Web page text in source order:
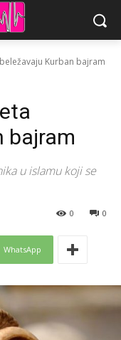
Kurban bajram
bajram
u islamu koji se
0
0
WhatsApp